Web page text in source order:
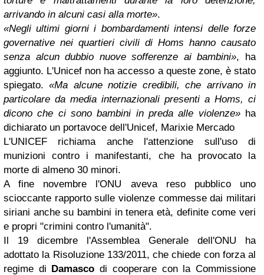
arrivando in alcuni casi alla morte».
«Negli ultimi giorni i bombardamenti intensi delle forze
governative nei quartieri civili di Homs hanno causato
senza alcun dubbio nuove sofferenze ai bambini», ha
aggiunto. L'Unicef non ha accesso a queste zone, è stato
spiegato.«Ma alcune notizie credibili, che arrivano in
particolare da media internazionali presenti a Homs, ci
dicono che ci sono bambini in preda alle violenze»ha
dichiarato un portavoce dell'Unicef, Marixie Mercado
L'UNICEF richiama anche l'attenzione sull'uso di
munizioni contro i manifestanti, che ha provocato la
morte di almeno 30 minori.
A fine novembre l'ONU aveva reso pubblico uno
scioccante rapporto sulle violenze commesse dai militari
siriani anche su bambini in tenera età, definite come veri
e propri "crimini contro l'umanità".
Il 19 dicembre l'Assemblea Generale dell'ONU ha
adottato la Risoluzione 133/2011, che chiede con forza al
regime di Damasco di cooperare con la Commissione